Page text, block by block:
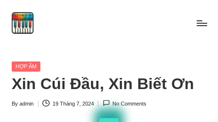
Skip
Posted
HỢP ÂM
Xin Cúi Đầu, Xin Biết Ơn
Posted
By admin 19 Tháng 7, 2024 No Comments